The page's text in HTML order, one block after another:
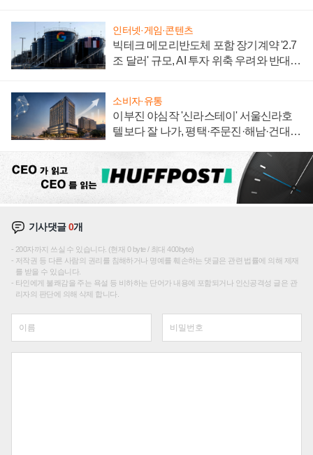
인터넷·게임·콘텐츠
빅테크 메모리반도체 포함 장기계약 '2.7
조 달러' 규모, AI 투자 위축 우려와 반대
소비자·유통
이부진 야심작 '신라스테이' 서울신라호
텔보다 잘 나가, 평택·주문진·해남·건대로
기사댓글0개
200자까지 쓰실 수 있습니다. (현재 0 byte / 최대 400byte)
저작권 등 다른 사람의 권리를 침해하거나 명예를 훼손하는 댓글은 관련 법률에 의해 제재
를 받을 수 있습니다.
타인에게 불쾌감을 주는 욕설 등 비하하는 단어가 내용에 포함되거나 인신공격성 글은 관
리자의 판단에 의해 삭제 합니다.